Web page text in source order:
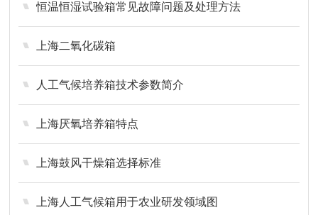
恒温恒湿试验箱常见故障问题及处理方法
上海二氧化碳箱
人工气候培养箱技术参数简介
上海厌氧培养箱特点
上海鼓风干燥箱选择标准
上海人工气候箱用于农业研发领域图